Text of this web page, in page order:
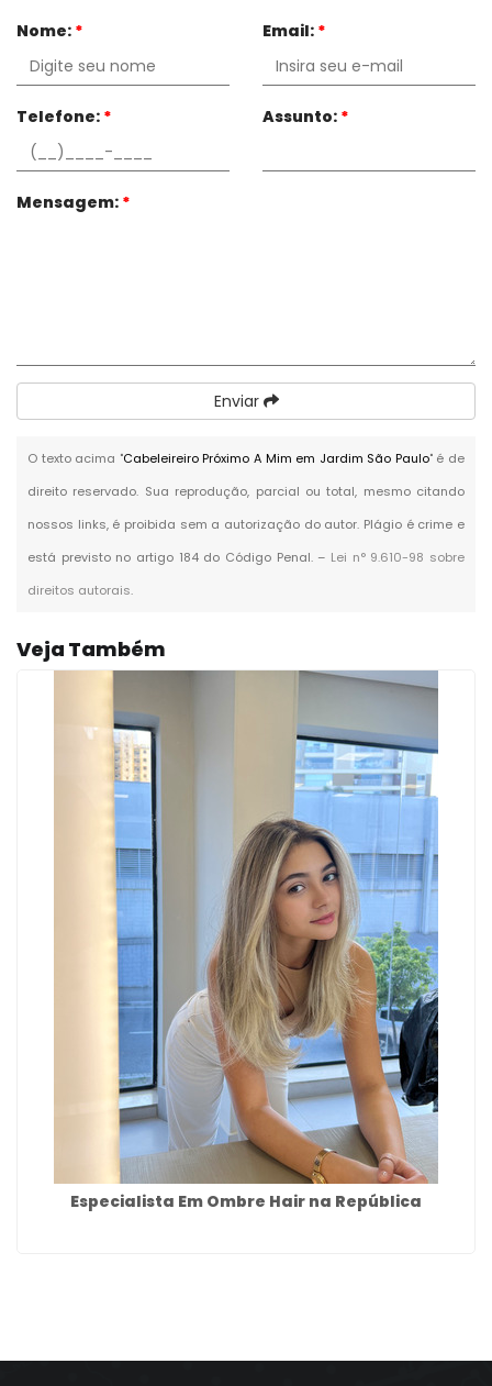
Nome: * Email: *
Telefone: * Assunto: *
Mensagem: *
Enviar
O texto acima "Cabeleireiro Próximo A Mim em Jardim São Paulo" é de
direito reservado. Sua reprodução, parcial ou total, mesmo citando
nossos links, é proibida sem a autorização do autor. Plágio é crime e
está previsto no artigo 184 do Código Penal. – Lei n° 9.610-98 sobre
direitos autorais.
Veja Também
Especialista Em Ombre Hair na República